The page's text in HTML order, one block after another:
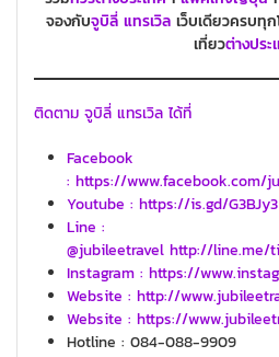
จองกับจูบิลี่ แทรเวิลเว็บเดียวครบทุ
เที่ยวต่างประ
ติดตาม จูบิลี่ แทรเวิล ได้ที่
Facebook
: https://www.facebook.com/
Youtube : https://is.gd/G3BJy3
Line :
@jubileetravel http://line.me/
Instagram : https://
Website : http://
Website : https://
Hotline : 084-088-9909